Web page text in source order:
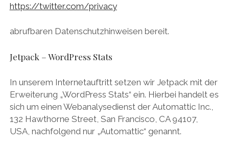
https://twitter.com/privacy
abrufbaren Datenschutzhinweisen bereit.
Jetpack – WordPress Stats
In unserem Internetauftritt setzen wir Jetpack mit der
Erweiterung „WordPress Stats“ ein. Hierbei handelt es
sich um einen Webanalysedienst der Automattic Inc.,
132 Hawthorne Street, San Francisco, CA 94107,
USA, nachfolgend nur „Automattic“ genannt.